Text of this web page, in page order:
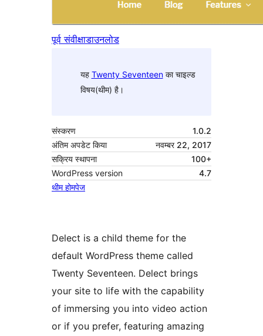
पूर्व संवीक्षाडाउनलोड
यह Twenty Seventeenका चाइल्ड
विषय(थीम) है।
संस्करण
1.0.2
अंतिम अपडेट किया
नवम्बर 22, 2017
सक्रिय स्थापना
100+
WordPress version
4.7
थीम होमपेज
Delect is a child theme for the
default WordPress theme called
Twenty Seventeen. Delect brings
your site to life with the capability
of immersing you into video action
or if you prefer, featuring amazing